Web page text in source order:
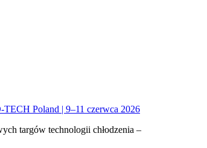
Poland | 9–11 czerwca 2026
targów technologii chłodzenia –